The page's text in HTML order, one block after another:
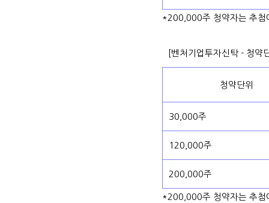
*200,000주 청약자는 추첨
[벤처기업투자신탁 - 청약
청약단위
30,000주
120,000주
200,000주
*200,000주 청약자는 추첨